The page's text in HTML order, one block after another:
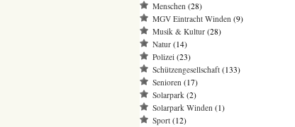
Menschen (28)
MGV Eintracht Winden (9)
Musik & Kultur (28)
Natur (14)
Polizei (23)
Schützengesellschaft (133)
Senioren (17)
Solarpark (2)
Solarpark Winden (1)
Sport (12)